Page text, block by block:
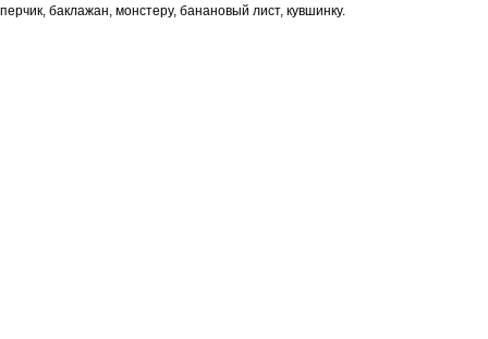
перчик, баклажан, монстеру, банановый лист, кувшинку.